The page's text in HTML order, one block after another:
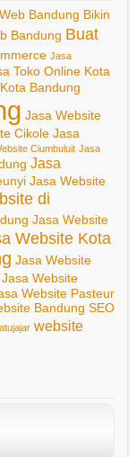
Bandung Bikin
Bandung Buat
Jasa
Toko Online Kota
Bandung
Jasa Website
Cikole Jasa
Ciumbuluit Jasa
Jasa
Jasa Website
di
Jasa Website
Website Kota
Jasa Website
Jasa Website
Website Pasteur
Bandung SEO
website